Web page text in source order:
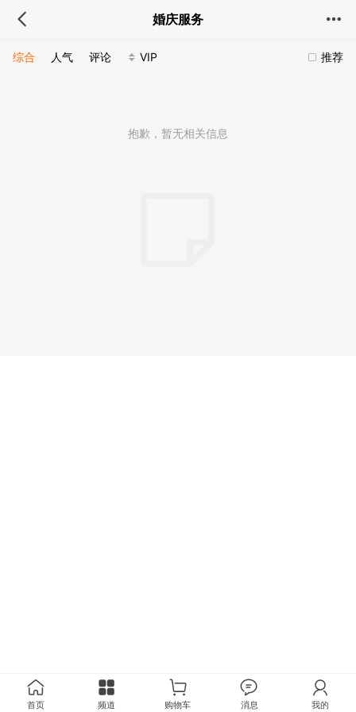
婚庆服务
推荐
综合 人气 评论 VIP
抱歉，暂无相关信息
首页 频道 购物车 消息 我的